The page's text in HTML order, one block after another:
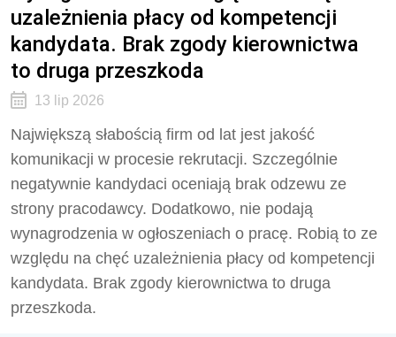
uzależnienia płacy od kompetencji
kandydata. Brak zgody kierownictwa
to druga przeszkoda
13 lip 2026
Największą słabością firm od lat jest jakość
komunikacji w procesie rekrutacji. Szczególnie
negatywnie kandydaci oceniają brak odzewu ze
strony pracodawcy. Dodatkowo, nie podają
wynagrodzenia w ogłoszeniach o pracę. Robią to ze
względu na chęć uzależnienia płacy od kompetencji
kandydata. Brak zgody kierownictwa to druga
przeszkoda.